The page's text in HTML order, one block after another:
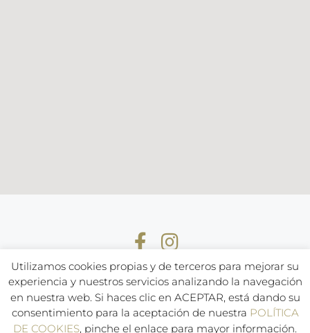
Aviso Legal Política de Privacidad Política de cookies
Política de compras y devoluciones
Utilizamos cookies propias y de terceros para mejorar su
experiencia y nuestros servicios analizando la navegación
en nuestra web. Si haces clic en ACEPTAR, está dando su
consentimiento para la aceptación de nuestra POLÍTICA
DE COOKIES, pinche el enlace para mayor información.